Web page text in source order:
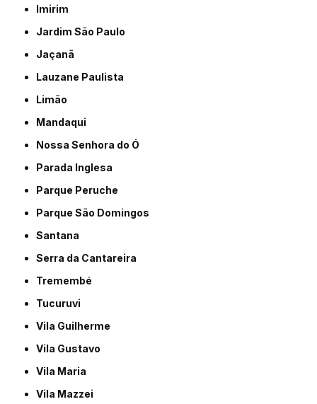
Imirim
Jardim São Paulo
Jaçanã
Lauzane Paulista
Limão
Mandaqui
Nossa Senhora do Ó
Parada Inglesa
Parque Peruche
Parque São Domingos
Santana
Serra da Cantareira
Tremembé
Tucuruvi
Vila Guilherme
Vila Gustavo
Vila Maria
Vila Mazzei